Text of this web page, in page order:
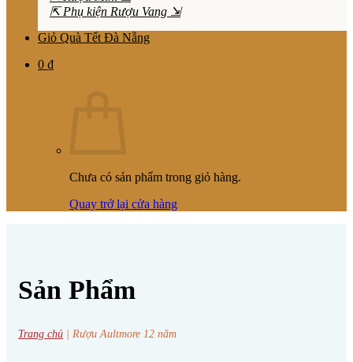
⇱ Phụ kiện Rượu Vang ⇲
Giỏ Quà Tết Đà Nẵng
0 ₫
Chưa có sản phẩm trong giỏ hàng.
Quay trở lại cửa hàng
Sản Phẩm
Trang chủ Rượu Aultmore 12 năm